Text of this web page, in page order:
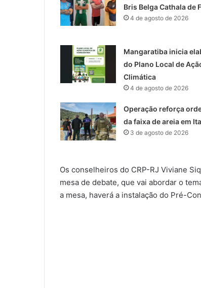
Bris Belga Cathala de
4 de agosto de 2026
Mangaratiba inicia
do Plano Local de
Climática
4 de agosto de 2026
Operação reforça
da faixa de areia em
3 de agosto de 2026
Os conselheiros do CRP-RJ Viviane
mesa de debate, que vai abordar o
a mesa, haverá a instalação do Pré-